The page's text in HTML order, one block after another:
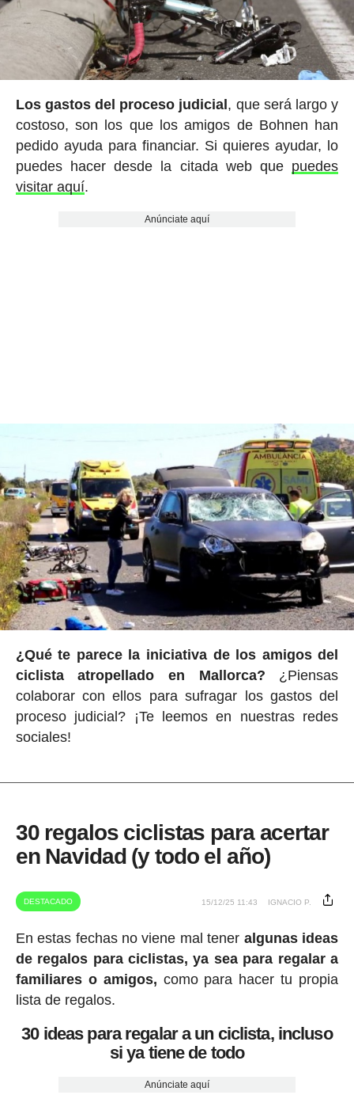
Los gastos del proceso judicial, que será largo y
costoso, son los que los amigos de Bohnen han
pedido ayuda para financiar. Si quieres ayudar, lo
puedes hacer desde la citada web que puedes
visitar aquí.
Anúnciate aquí
¿Qué te parece la iniciativa de los amigos del
ciclista atropellado en Mallorca? ¿Piensas
colaborar con ellos para sufragar los gastos del
proceso judicial? ¡Te leemos en nuestras redes
sociales!
30 regalos ciclistas para acertar
en Navidad (y todo el año)
DESTACADO 15/12/25 11:43 IGNACIO P.
En estas fechas no viene mal tener algunas ideas
de regalos para ciclistas, ya sea para regalar a
familiares o amigos, como para hacer tu propia
lista de regalos.
30 ideas para regalar a un ciclista, incluso
si ya tiene de todo
Anúnciate aquí